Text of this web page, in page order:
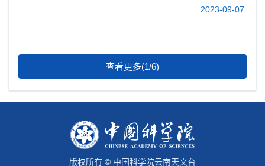
2023-09-07
查看更多(1/6)
版权所有 © 中国科学院云南天文台